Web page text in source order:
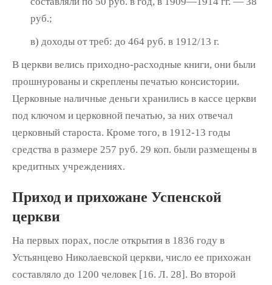
руб.;
в) доходы от треб: до 464 руб. в 1912/13 г.
В церкви велись приходно-расходные кни­ги, они были
прошнурованы и скреплены печатью консистории.
Церковные наличные деньги хранились в кассе церкви
под ключом и церковной печатью, за них отвечал
церков­ный староста. Кроме того, в 1912-13 годы
средства в размере 257 руб. 29 коп. были раз­мещены в
кредитных учреждениях.
Приход и прихожане Успенской
церкви
На первых порах, после открытия в 1836 году в
Устьянцево Николаевской церкви, число ее прихожан
составляло до 1200 человек [16. Л. 28]. Во второй